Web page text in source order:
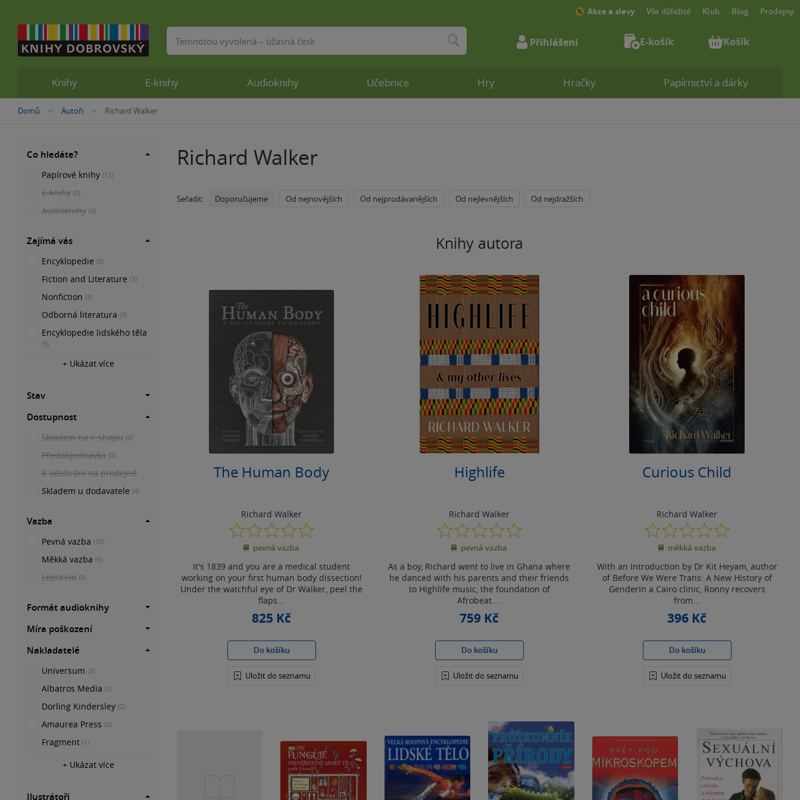
Nacházíte
Domů »Autoři »
Richard Walker
Richard Walker
Seřadit: Doporučujeme Od nejnovějších Od nejprodávanějších Od nejlevnějších Od nejdražších
Knihy autora
The Human Body
Richard Walker
0.0
z
5
pevná vazba
It's 1839 and you are a medical student
working on your first human body dissection!
Under the watchful eye of Dr Walker, peel the
flaps...
825 Kč
Do košíku
Uložit do seznamu
Highlife
Richard Walker
0.0
z
5
pevná vazba
As a boy, Richard went to live in Ghana where
he danced with his parents and their friends
to Highlife music, the foundation of
Afrobeat....
759 Kč
Do košíku
Uložit do seznamu
Curious Child
Richard Walker
0.0
z
5
měkká vazba
With an Introduction by Dr Kit Heyam, author
of Before We Were Trans: A New History of
GenderIn a Cairo clinic, Ronny recovers
from...
396 Kč
Do košíku
Uložit do seznamu
Co hledáte?
Papírové knihy (15)
E-knihy (0)
Audioknihy (0)
Zajímá vás
Encyklopedie (3)
Fiction and Literature (3)
Nonfiction (3)
Odborná literatura (3)
Encyklopedie lidského těla
(3)
+ Ukázat více
Stav
Dostupnost
Skladem na e-shopu (0)
Předobjednávka (0)
K odebrání na prodejně
Skladem u dodavatele (4)
Vazba
Pevná vazba (10)
Měkká vazba (5)
Leporelo (0)
Formát audioknihy
Míra poškození
Nakladatelé
Universum (3)
Albatros Media (2)
Dorling Kindersley (2)
Amaurea Press (2)
Fragment (1)
+ Ukázat více
Ilustrátoři
Knihy E-knihy Audioknihy Učebnice Hry Hračky Papírnictví a dárky
Akce a slevy Vše důležité Klub Blog Prodejny
Vyhledávání Přihlášení E-košík Košík